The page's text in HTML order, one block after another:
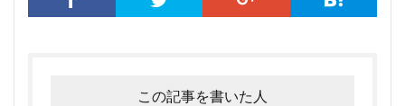
この記事を書いた人